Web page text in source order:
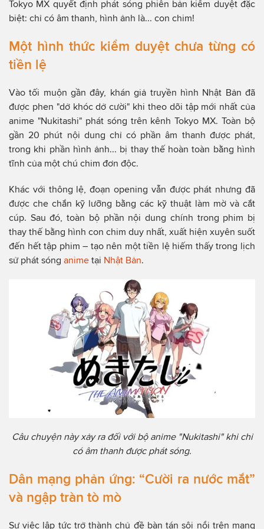
Tokyo MX quyết định phát sóng phiên bản kiểm duyệt đặc
biệt: chỉ có âm thanh, hình ảnh là... con chim!
Một hình thức kiểm duyệt chưa từng có
tiền lệ
Vào tối muộn gần đây, khán giả truyền hình Nhật Bản đã
được phen "dở khóc dở cười" khi theo dõi tập mới nhất của
anime "Nukitashi" phát sóng trên kênh Tokyo MX. Toàn bộ
gần 20 phút nội dung chỉ có phần âm thanh được phát,
trong khi phần hình ảnh... bị thay thế hoàn toàn bằng hình
tĩnh của một chú chim đơn độc.
Khác với thông lệ, đoạn opening vẫn được phát nhưng đã
được che chắn kỹ lưỡng bằng các kỹ thuật làm mờ và cắt
cúp. Sau đó, toàn bộ phần nội dung chính trong phim bị
thay thế bằng hình con chim duy nhất, xuất hiện xuyên suốt
đến hết tập phim – tạo nên một tiền lệ hiếm thấy trong lịch
sử phát sóng anime tại Nhật Bản.
Câu chuyện này xảy ra đối với bộ anime "Nukitashi" khi chỉ
có âm thanh được phát sóng.
Dân mạng phản ứng: “Cười ra nước mắt”
và ngập tràn tò mò
Sự việc lập tức trở thành chủ đề bàn tán sôi nổi trên mạng